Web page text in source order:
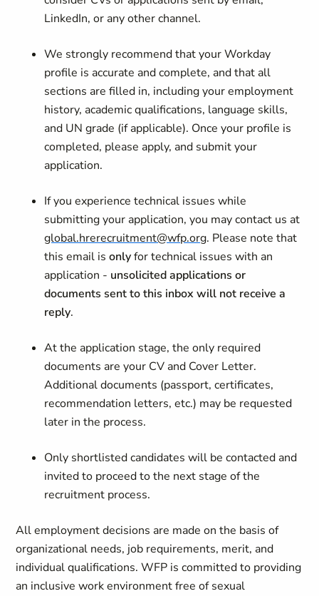
LinkedIn, or any other channel.
We strongly recommend that your Workday
profile is accurate and complete, and that all
sections are filled in, including your employment
history, academic qualifications, language skills,
and UN grade (if applicable). Once your profile is
completed, please apply, and submit your
application.
If you experience technical issues while
submitting your application, you may contact us at
global.hrerecruitment@wfp.org. Please note that
this email isonlyfor technical issues with an
application - unsolicited applications or
documents sent to this inbox will not receive a
reply.
At the application stage, the only required
documents are your CV and Cover Letter.
Additional documents (passport, certificates,
recommendation letters, etc.) may be requested
later in the process.
Only shortlisted candidates will be contacted and
invited to proceed to the next stage of the
recruitment process.
All employment decisions are made on the basis of
organizational needs, job requirements, merit, and
individual qualifications. WFP is committed to providing
an inclusive work environment free of sexual